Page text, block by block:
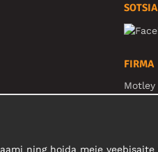
FIRMA
Motley
ning hoida meie veebisaite